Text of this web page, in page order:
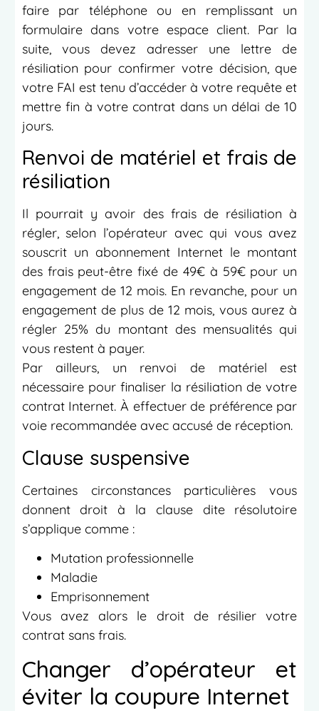
faire par téléphone ou en remplissant un
formulaire dans votre espace client. Par la
suite, vous devez adresser une lettre de
résiliation pour confirmer votre décision, que
votre FAI est tenu d’accéder à votre requête et
mettre fin à votre contrat dans un délai de 10
jours.
Renvoi de matériel et frais de
résiliation
Il pourrait y avoir des frais de résiliation à
régler, selon l’opérateur avec qui vous avez
souscrit un abonnement Internet le montant
des frais peut-être fixé de 49€ à 59€ pour un
engagement de 12 mois. En revanche, pour un
engagement de plus de 12 mois, vous aurez à
régler 25% du montant des mensualités qui
vous restent à payer.
Par ailleurs, un renvoi de matériel est
nécessaire pour finaliser la résiliation de votre
contrat Internet. À effectuer de préférence par
voie recommandée avec accusé de réception.
Clause suspensive
Certaines circonstances particulières vous
donnent droit à la clause dite résolutoire
s’applique comme :
Mutation professionnelle
Maladie
Emprisonnement
Vous avez alors le droit de résilier votre
contrat sans frais.
Changer d’opérateur et
éviter la coupure Internet